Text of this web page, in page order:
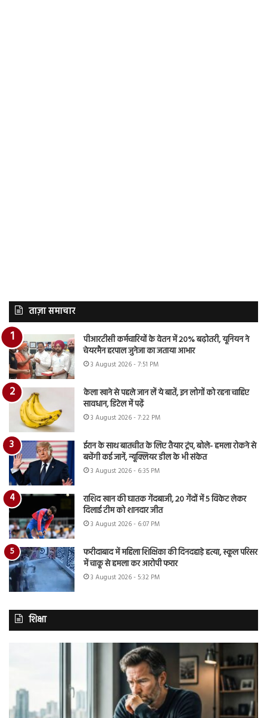
ताज़ा समाचार
पीआरटीसी कर्मचारियों के वेतन में 20% बढ़ोतरी, यूनियन ने
चेयरमैन हरपाल जुनेजा का जताया आभार
3 August 2026 - 7:51 PM
केला खाने से पहले जान लें ये बातें, इन लोगों को रहना चाहिए
सावधान, डिटेल में पढ़ें
3 August 2026 - 7:22 PM
ईरान के साथ बातचीत के लिए तैयार ट्रंप, बोले- हमला रोकने से
बचेंगी कई जानें, न्यूक्लियर डील के भी संकेत
3 August 2026 - 6:35 PM
राशिद खान की घातक गेंदबाजी, 20 गेंदों में 5 विकेट लेकर
दिलाई टीम को शानदार जीत
3 August 2026 - 6:07 PM
फरीदाबाद में महिला शिक्षिका की दिनदहाड़े हत्या, स्कूल परिसर
में चाकू से हमला कर आरोपी फरार
3 August 2026 - 5:32 PM
शिक्षा